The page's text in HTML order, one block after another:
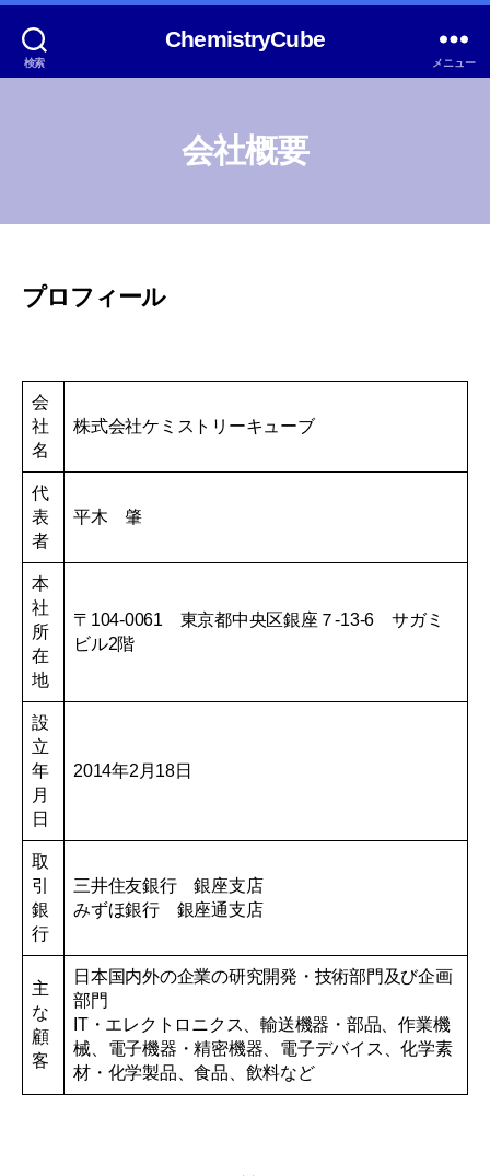
検索
ChemistryCube
メニュー
会社概要
プロフィール
会
社
名
株式会社ケミストリーキューブ
代
表
者
平木 肇
本
社
所
在
地
〒104-0061 東京都中央区銀座７-13-6 サガミ
ビル2階
設
立
年
月
日
2014年2月18日
取
引
銀
行
三井住友銀行 銀座支店
みずほ銀行 銀座通支店
主
な
顧
客
日本国内外の企業の研究開発・技術部門及び企画
部門
IT・エレクトロニクス、輸送機器・部品、作業機
械、電子機器・精密機器、電子デバイス、化学素
材・化学製品、食品、飲料など